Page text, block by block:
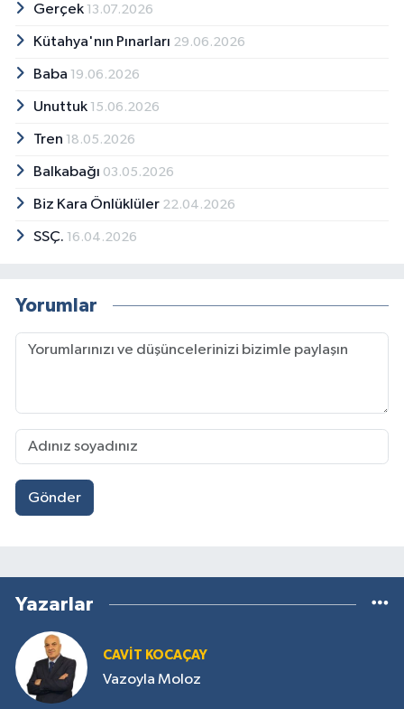
Gerçek 13.07.2026
Kütahya'nın Pınarları 29.06.2026
Baba 19.06.2026
Unuttuk 15.06.2026
Tren 18.05.2026
Balkabağı 03.05.2026
Biz Kara Önlüklüler 22.04.2026
SSÇ. 16.04.2026
Yorumlar
Gönder
Yazarlar
CAVIT KOCAÇAY
Vazoyla Moloz